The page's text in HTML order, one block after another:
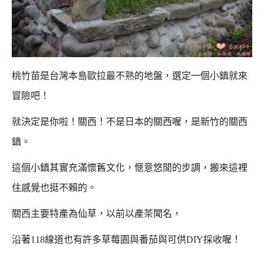
桃竹苗是台灣本島歐拉最不熟的地盤，選定一個小鎮就來
冒險吧！
就決定是你啦！關西！不是日本的關西喔，是新竹的關西
鎮。
這個小鎮其實充滿懷舊文化，愜意悠閒的步調，搬來這裡
住感覺也挺不賴的。
關西主要特產為仙草，以前以產茶聞名，
沿著118線道也有許多草莓園與番茄與可供DIY採收喔！